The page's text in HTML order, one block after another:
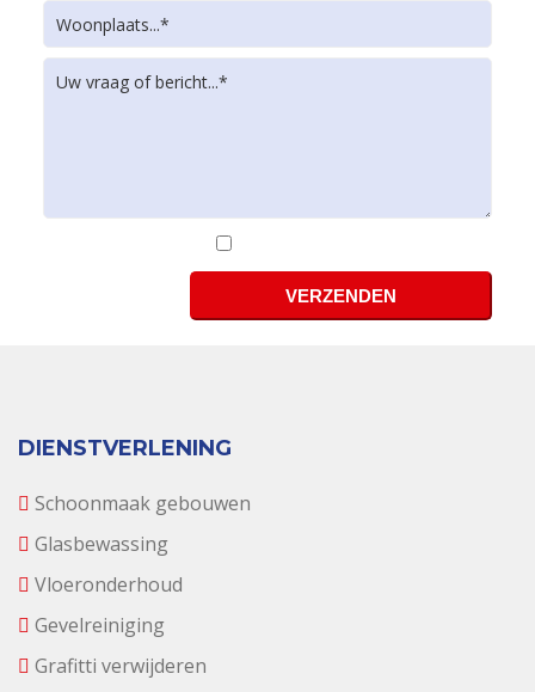
DIENSTVERLENING
Schoonmaak gebouwen
Glasbewassing
Vloeronderhoud
Gevelreiniging
Grafitti verwijderen